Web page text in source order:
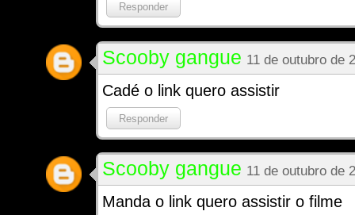
Responder
Scooby gangue 11 de outubro de
Cadé o link quero assistir
Responder
Scooby gangue 11 de outubro de
Manda o link quero assistir o filme